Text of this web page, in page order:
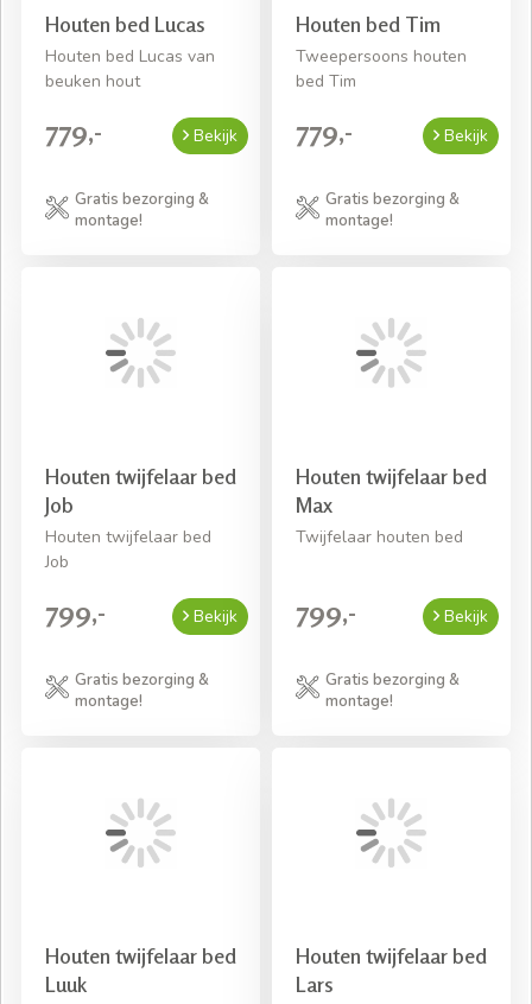
Houten bed Lucas
Houten bed Lucas van
beuken hout
779,- Bekijk
Gratis bezorging &
montage!
Houten bed Tim
Tweepersoons houten
bed Tim
779,- Bekijk
Gratis bezorging &
montage!
Houten twijfelaar bed
Job
Houten twijfelaar bed
Job
799,- Bekijk
Gratis bezorging &
montage!
Houten twijfelaar bed
Max
Twijfelaar houten bed
799,- Bekijk
Gratis bezorging &
montage!
Houten twijfelaar bed
Luuk
Houten twijfelaar bed
Lars